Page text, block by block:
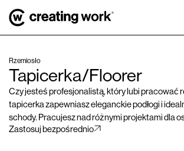
Rzemiosło
Tapicerka/Floorer
Czy jesteś profesjonalistą, który lubi pracować
tapicerka zapewniasz eleganckie podłogi i
schody. Pracujesz nad różnymi projektami dla
Zastosuj bezpośrednio